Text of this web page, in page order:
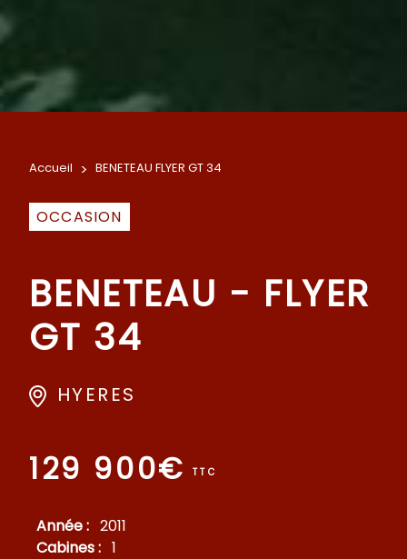
Accueil > BENETEAU FLYER GT 34
OCCASION
BENETEAU - FLYER
GT 34
HYERES
129 900€ TTC
Année : 2011
Cabines : 1